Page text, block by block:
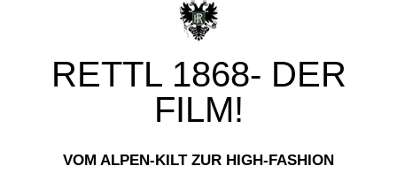
RETTL 1868- DER
FILM!
VOM ALPEN-KILT ZUR HIGH-FASHION